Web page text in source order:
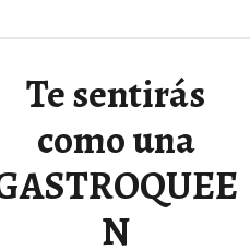
Te sentirás
como una
N